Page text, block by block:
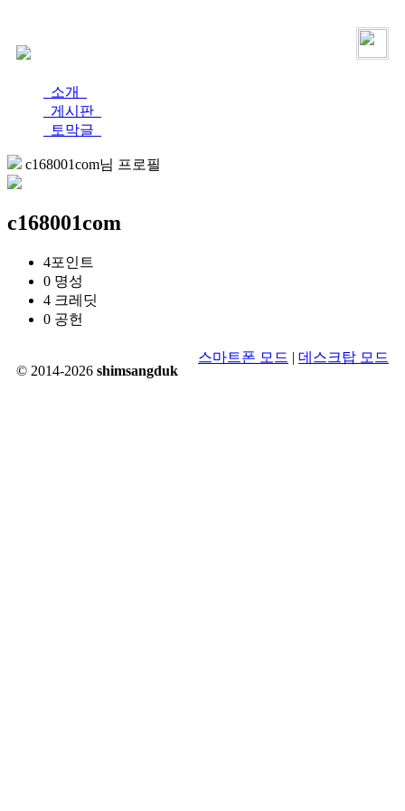
소개
게시판
토막글
c168001com님 프로필
c168001com
4포인트
0 명성
4 크레딧
0 공헌
© 2014-2026 shimsangduk
스마트폰 모드 | 데스크탑 모드